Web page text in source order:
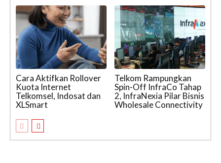
Cara Aktifkan Rollover
Kuota Internet
Telkomsel, Indosat dan
XLSmart
Telkom Rampungkan
Spin-Off InfraCo Tahap
2, InfraNexia Pilar Bisnis
Wholesale Connectivity